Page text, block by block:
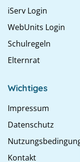
iServ Login
WebUnits Login
Schulregeln
Elternrat
Wichtiges
Impressum
Datenschutz
Kontakt